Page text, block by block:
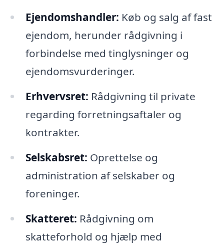
Ejendomshandler: Køb og salg af fast
ejendom, herunder rådgivning i
forbindelse med tinglysninger og
ejendomsvurderinger.
Erhvervsret: Rådgivning til private
regarding forretningsaftaler og
kontrakter.
Selskabsret: Oprettelse og
administration af selskaber og
foreninger.
Skatteret: Rådgivning om
skatteforhold og hjælp med